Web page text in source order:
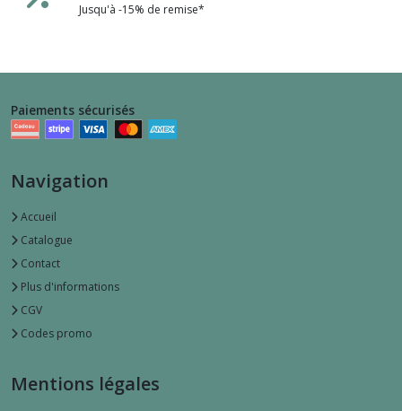
Jusqu'à -15% de remise*
Paiements sécurisés
Navigation
Accueil
Catalogue
Contact
Plus d'informations
CGV
Codes promo
Mentions légales